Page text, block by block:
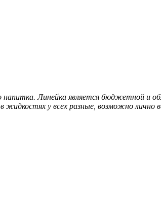
Линейка является бюджетной и
у всех разные, возможно лично